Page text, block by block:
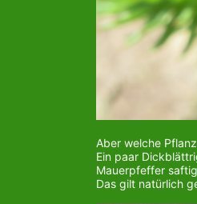
Aber welche
Ein paar
Mauerpfeffer
Das gilt natürlich